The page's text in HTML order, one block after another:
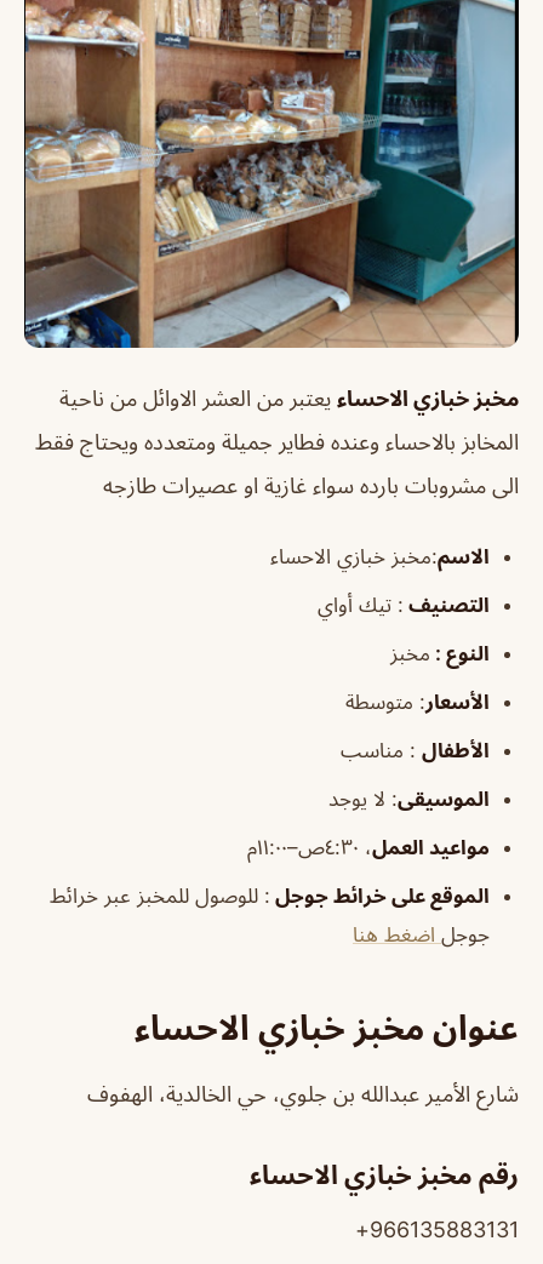
مخبز خبازي الاحساء يعتبر من العشر الاوائل من ناحية
المخابز بالاحساء وعنده فطاير جميلة ومتعدده ويحتاج فقط
الى مشروبات بارده سواء غازية او عصيرات طازجه
الاسم:مخبز خبازي الاحساء
التصنيف : تيك أواي
النوع : مخبز
الأسعار: متوسطة
الأطفال : مناسب
الموسيقى: لا يوجد
مواعيد العمل، ٤:٣٠ص–١١:٠٠م
الموقع على خرائط جوجل : للوصول للمخبز عبر خرائط
جوجل اضغط هنا
عنوان مخبز خبازي الاحساء
شارع الأمير عبدالله بن جلوي، حي الخالدية، الهفوف
رقم مخبز خبازي الاحساء
966135883131+